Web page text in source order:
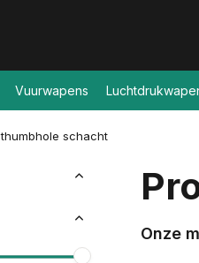
Vuurwapens
thumbhole schacht
Onze